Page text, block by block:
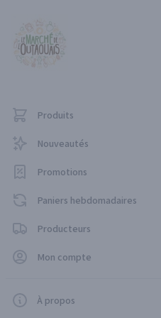
Produits
Nouveautés
Promotions
Paniers hebdomadaires
Producteurs
Mon compte
À propos